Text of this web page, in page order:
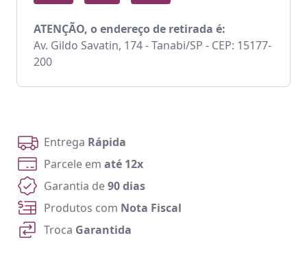
ATENÇÃO, o endereço de retirada é:
Av. Gildo Savatin, 174 - Tanabi/SP - CEP: 15177-
200
Entrega Rápida
Parcele em até 12x
Garantia de90 dias
Produtos com Nota Fiscal
Troca Garantida